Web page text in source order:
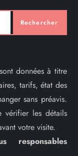
Rechercher
données à titre
tarifs, état des
sans préavis.
vérifier les détails
votre visite.